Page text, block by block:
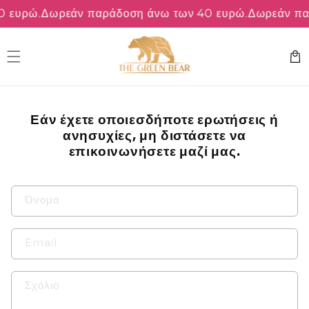
μετάβαση
στο
ευρώ.Δωρεάν παράδοση άνω των 40 ευρώ.Δωρεάν
Εάν έχετε οποιεσδήποτε ερωτήσεις ή
ανησυχίες, μη διστάσετε να
επικοινωνήσετε μαζί μας.
Φ
ό
ρ
μ
Όνομα
Email
Σχόλιο